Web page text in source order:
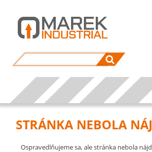
STRÁNKA NEBOLA
Ospravedlňujeme sa, ale stránka nebola